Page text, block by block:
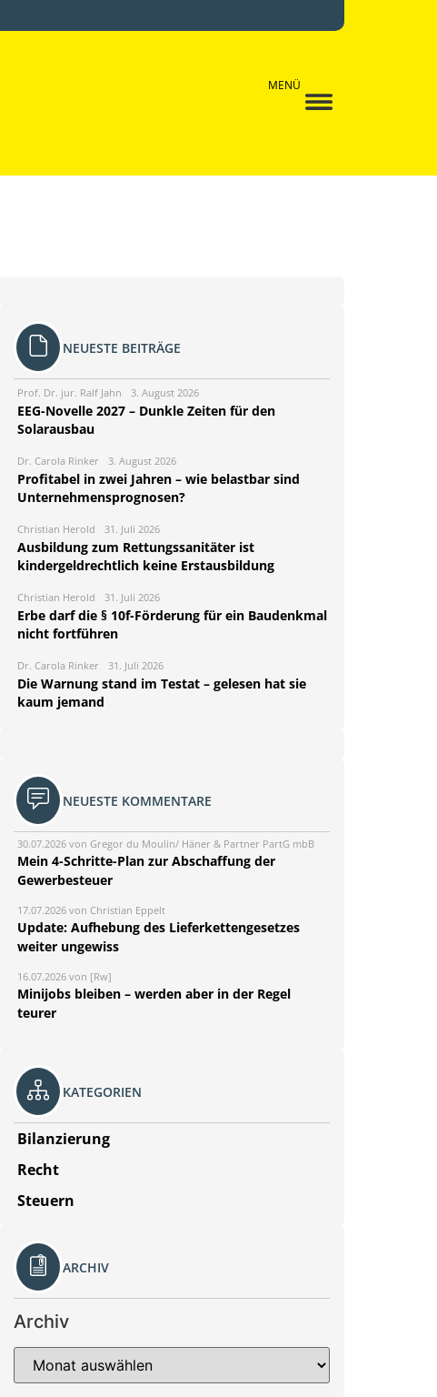
MENÜ
NEUESTE BEITRÄGE
Prof. Dr. jur. Ralf Jahn 3. August 2026
EEG-Novelle 2027 – Dunkle Zeiten für den
Solarausbau
Dr. Carola Rinker 3. August 2026
Profitabel in zwei Jahren – wie belastbar sind
Unternehmensprognosen?
Christian Herold 31. Juli 2026
Ausbildung zum Rettungssanitäter ist
kindergeldrechtlich keine Erstausbildung
Christian Herold 31. Juli 2026
Erbe darf die § 10f-Förderung für ein Baudenkmal
nicht fortführen
Dr. Carola Rinker 31. Juli 2026
Die Warnung stand im Testat – gelesen hat sie
kaum jemand
NEUESTE KOMMENTARE
30.07.2026 von Gregor du Moulin/ Häner & Partner PartG mbB
Mein 4-Schritte-Plan zur Abschaffung der
Gewerbesteuer
17.07.2026 von Christian Eppelt
Update: Aufhebung des Lieferkettengesetzes
weiter ungewiss
16.07.2026 von [Rw]
Minijobs bleiben – werden aber in der Regel
teurer
KATEGORIEN
Bilanzierung
Recht
Steuern
ARCHIV
Archiv